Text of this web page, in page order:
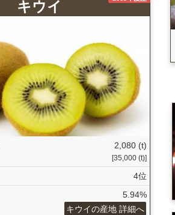
キウイ
2,080 (t)
[35,000 (t)]
4位
5.94%
キウイの産地 詳細へ